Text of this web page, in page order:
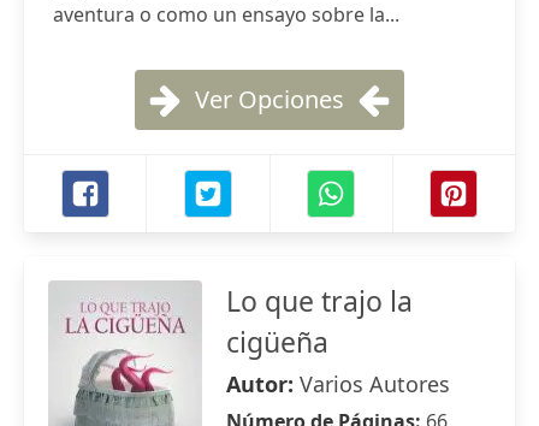
aventura o como un ensayo sobre la...
Ver Opciones
Lo que trajo la
cigüeña
Autor: Varios Autores